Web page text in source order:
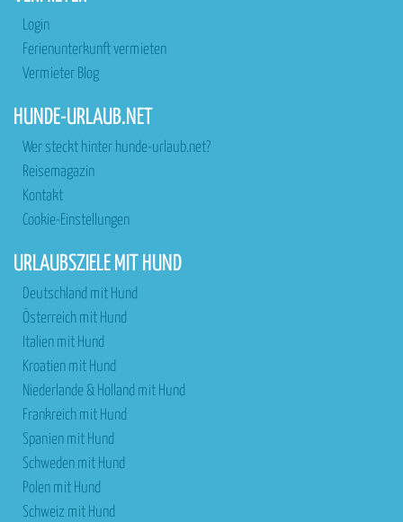
Login
Ferienunterkunft vermieten
Vermieter Blog
HUNDE-URLAUB.NET
Wer steckt hinter hunde-urlaub.net?
Reisemagazin
Kontakt
Cookie-Einstellungen
URLAUBSZIELE MIT HUND
Deutschland mit Hund
Österreich mit Hund
Italien mit Hund
Kroatien mit Hund
Niederlande & Holland mit Hund
Frankreich mit Hund
Spanien mit Hund
Schweden mit Hund
Polen mit Hund
Schweiz mit Hund